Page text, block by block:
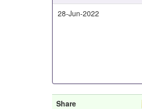
28-Jun-2022
Share